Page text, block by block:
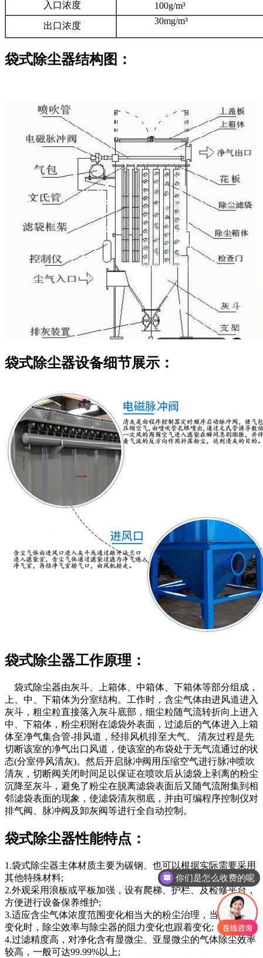
入口浓度
100g/m³
出口浓度
30mg/m³
袋式除尘器结构图：
袋式除尘器设备细节展示：
袋式除尘器工作原理：
袋式除尘器由灰斗、上箱体、中箱体、下箱体等部分组成，
上、中、下箱体为分室结构。工作时，含尘气体由进风道进入
灰斗，粗尘粒直接落入灰斗底部，细尘粒随气流转折向上进入
中、下箱体，粉尘积附在滤袋外表面，过滤后的气体进入上箱
体至净气集合管-排风道，经排风机排至大气。 清灰过程是先
切断该室的净气出口风道，使该室的布袋处于无气流通过的状
态(分室停风清灰)。然后开启脉冲阀用压缩空气进行脉冲喷吹
清灰，切断阀关闭时间足以保证在喷吹后从滤袋上剥离的粉尘
沉降至灰斗，避免了粉尘在脱离滤袋表面后又随气流附集到相
邻滤袋表面的现象，使滤袋清灰彻底，并由可编程序控制仪对
排气阀、脉冲阀及卸灰阀等进行全自动控制。
袋式除尘器性能特点：
1.袋式除尘器主体材质主要为碳钢、也可以根据实际需要采用
其他特殊材料;
2.外观采用浪板或平板加强，设有爬梯、护栏、及检修平台，
方便进行设备保养维护;
3.适应含尘气体浓度范围变化相当大的粉尘治理，当气体浓度
变化时，除尘效率与除尘器的阻力变化也跟着变化;
4.过滤精度高，对净化含有显微尘、亚显微尘的气体除尘效率
较高，一般可达99.99%以上;
你们是怎么收费的呢